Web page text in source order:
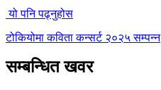
यो पनि पढ्नुहोस
टोकियोमा कविता कन्सर्ट २०२५ सम्पन्न
सम्बन्धित खवर